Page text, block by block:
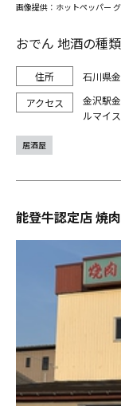
おでん 地酒の種
石川県
金沢駅
ルマイ
画像提供：ホットペッパー
居酒屋
能登牛認定店 焼